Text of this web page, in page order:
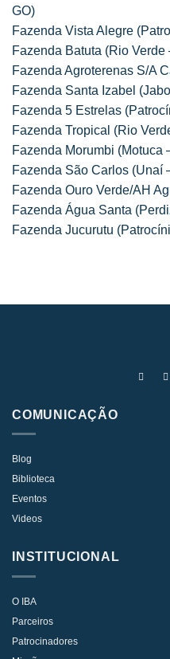
GO)
Fazenda Vista Alegre
Fazenda Batuta (Rio Verde
Fazenda Agroterenas S/A
Fazenda Santa Izabel
Fazenda 5 Estrelas
Fazenda Tropical (Rio
Fazenda Morumbi (Motuca
Fazenda São Carlos (Unaí
Fazenda Ouro Verde/AH
Fazenda Água Santa
Fazenda Jucurutu
COMUNICAÇÃO
Blog
Biblioteca
Eventos
Videos
INSTITUCIONAL
O IBA
Parceiros
Patrocinadores